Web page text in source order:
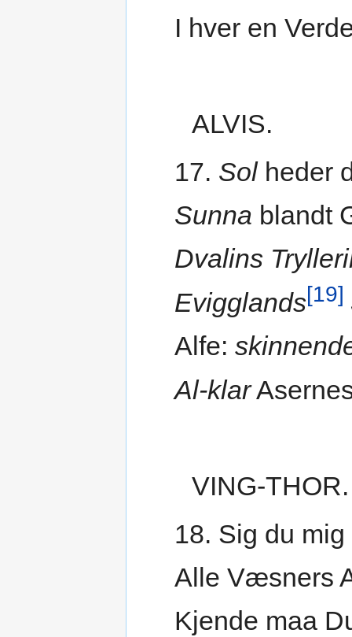
I hver en
ALVIS.
17. Solheder
Sunna blandt
Dvalins
Evigglands[19]
Alfe:
Al-klar
VING-THOR.
18. Sig du
Alle Væsners
Kjende maa